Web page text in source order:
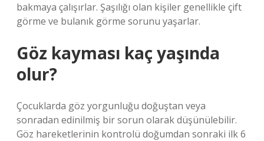
bakmaya çalışırlar. Şaşılığı olan kişiler genellikle çift
görme ve bulanık görme sorunu yaşarlar.
Göz kayması kaç yaşında
olur?
Çocuklarda göz yorgunluğu doğuştan veya
sonradan edinilmiş bir sorun olarak düşünülebilir.
Göz hareketlerinin kontrolü doğumdan sonraki ilk 6